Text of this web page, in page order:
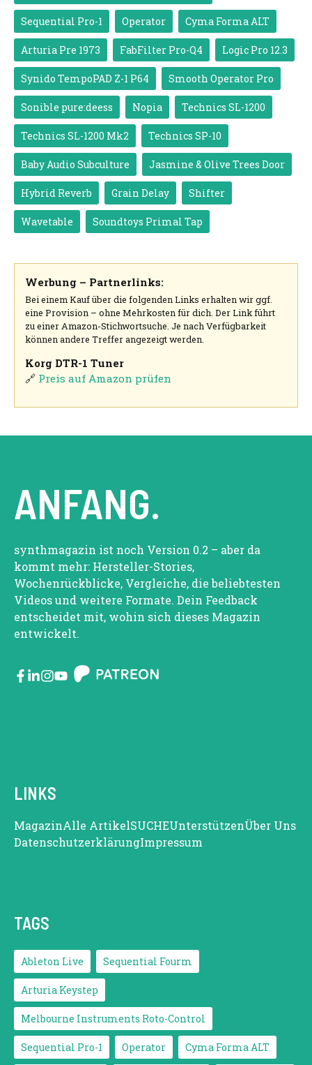
Sequential Pro-1 Operator Cyma Forma ALT
Arturia Pre 1973 FabFilter Pro-Q4 Logic Pro 12.3
Synido TempoPAD Z-1 P64 Smooth Operator Pro
Sonible pure:deess Nopia Technics SL-1200
Technics SL-1200 Mk2 Technics SP-10
Baby Audio Subculture Jasmine & Olive Trees Door
Hybrid Reverb Grain Delay Shifter
Wavetable Soundtoys Primal Tap
Werbung – Partnerlinks:
Bei einem Kauf über die folgenden Links erhalten wir ggf.
eine Provision – ohne Mehrkosten für dich. Der Link führt
zu einer Amazon-Stichwortsuche. Je nach Verfügbarkeit
können andere Treffer angezeigt werden.
Korg DTR-1 Tuner
🔗 Preis auf Amazon prüfen
ANFANG.
synthmagazin ist noch Version 0.2 – aber da
kommt mehr: Hersteller-Stories,
Wochenrückblicke, Vergleiche, die beliebtesten
Videos und weitere Formate. Dein Feedback
entscheidet mit, wohin sich dieses Magazin
entwickelt.
LINKS
MagazinAlle ArtikelSUCHEUnterstützenÜber Uns
DatenschutzerklärungImpressum
TAGS
Ableton Live Sequential Fourm
Arturia Keystep
Melbourne Instruments Roto-Control
Sequential Pro-1 Operator Cyma Forma ALT